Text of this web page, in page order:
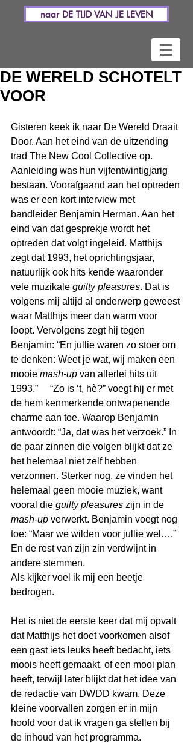
naar DE TIJD VAN JE LEVEN
DE WERELD SCHOTELT
VOOR
Gisteren keek ik naar De Wereld Draait
Door. Aan het eind van de uitzending
trad The New Cool Collective op.
Aanleiding was hun vijfentwintigjarig
bestaan. Voorafgaand aan het optreden
was er een kort interview met
bandleider Benjamin Herman. Aan het
eind van dat gesprekje wordt het
optreden dat volgt ingeleid. Matthijs
zegt dat 1993, het oprichtingsjaar,
natuurlijk ook hits kende waaronder
vele muzikale guilty pleasures. Dat is
volgens mij altijd al onderwerp geweest
waar Matthijs meer dan warm voor
loopt. Vervolgens zegt hij tegen
Benjamin: “En jullie waren zo stoer om
te denken: Weet je wat, wij maken een
mooie mash-up van allerlei hits uit
1993.”     “Zo is ‘t, hè?” voegt hij er met
de hem kenmerkende ontwapenende
charme aan toe. Waarop Benjamin
antwoordt: “Ja, dat was het verzoek.” In
de paar zinnen die volgen blijkt dat ze
het helemaal niet zelf hebben
verzonnen. Sterker nog, ze vinden het
helemaal geen mooie muziek, want
vooral die guilty pleasures zijn in de
mash-up verwerkt. Benjamin voegt nog
toe: “Maar we wilden voor jullie wel….”
En de rest van zijn zin verdwijnt in
andere stemmen.
Als kijker voel ik mij een beetje
bedrogen.
Het is niet de eerste keer dat mij opvalt
dat Matthijs het doet voorkomen alsof
een gast iets leuks heeft bedacht, iets
moois heeft gemaakt, of een mooi plan
heeft, terwijl later blijkt dat het idee van
de redactie van DWDD kwam. Deze
kleine voorvallen zorgen er in mijn
hoofd voor dat ik vragen ga stellen bij
de inhoud van het programma.